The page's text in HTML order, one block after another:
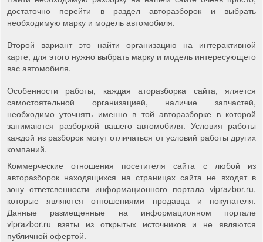
достаточно перейти в раздел авторазборок и выбрать
необходимую марку и модель автомобиля.
Второй вариант это найти организацию на интерактивной
карте, для этого нужно выбрать марку и модель интересующего
вас автомобиля.
Особенности работы, каждая аторазборка сайта, яляется
самостоятельной организацией, наличие запчастей,
необходимо уточнять именно в той авторазборке в которой
занимаются разборкой вашего автомобиля. Условия работы
каждой из разборок могут отличаться от условий работы других
компаний.
Коммерческие отношения посетителя сайта с любой из
авторазборок находящихся на страницах сайта не входят в
зону ответсвенности информационного портала viprazbor.ru,
которые являются отношениями продавца и покупателя.
Данные размещенные на информационном портале
viprazbor.ru взяты из открытых источников и не являются
публичной офертой.